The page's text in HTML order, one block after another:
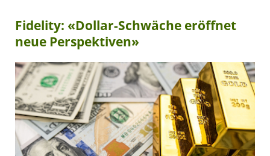
Fidelity: «Dollar-Schwäche eröffnet
neue Perspektiven»